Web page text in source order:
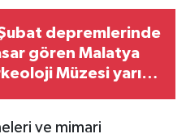
depremlerinde
gören Malatya
Müzesi yarın
ve mimari